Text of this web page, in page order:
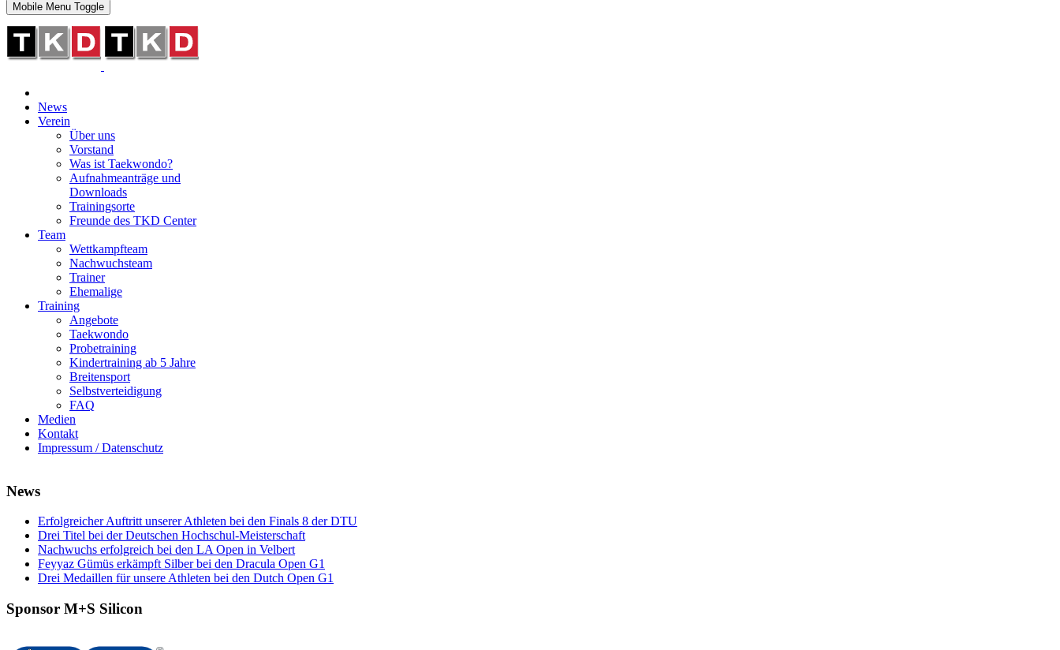
Mobile Menu Toggle
News
Verein
Über uns
Vorstand
Was ist Taekwondo?
Aufnahmeanträge und
Downloads
Trainingsorte
Freunde des TKD Center
Team
Wettkampfteam
Nachwuchsteam
Trainer
Ehemalige
Training
Angebote
Taekwondo
Probetraining
Kindertraining ab 5 Jahre
Breitensport
Selbstverteidigung
FAQ
Medien
Kontakt
Impressum / Datenschutz
News
Erfolgreicher Auftritt unserer Athleten bei den Finals 8 der DTU
Drei Titel bei der Deutschen Hochschul-Meisterschaft
Nachwuchs erfolgreich bei den LA Open in Velbert
Feyyaz Gümüs erkämpft Silber bei den Dracula Open G1
Drei Medaillen für unsere Athleten bei den Dutch Open G1
Sponsor M+S Silicon